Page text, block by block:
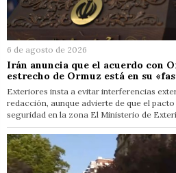
6 de agosto de 2026
Irán anuncia que el acuerdo con
estrecho de Ormuz está en su
Exteriores insta a evitar interferencias
redacción, aunque advierte de que el
seguridad en la zona El Ministerio de